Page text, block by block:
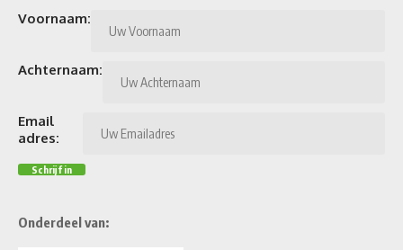
Voornaam:
Achternaam:
Email
adres:
Onderdeel van: